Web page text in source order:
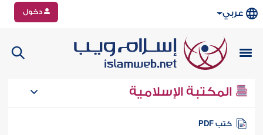
عربي دخول
المكتبة الإسلامية